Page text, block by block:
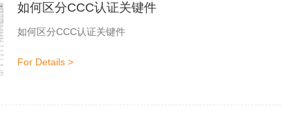
如何区分CCC认证关键件
如何区分CCC认证关键件
For Details >